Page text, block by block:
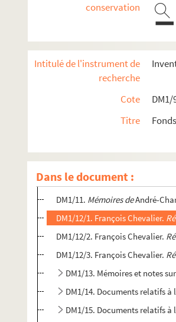
conservation
Intitulé de l'instrument de
recherche
Cote
DM1/
Titre
Dans le document :
DM1/9. Pièces diverses
Document manuscrit et
DM1/11. Mémoires deAndré-
DM1/12/1. François Chevalier.
DM1/12/2. François Chevalier.
DM1/12/3. François Chevalier.
DM1/13. Mémoires et notes
DM1/14. Documents relatifs à
DM1/15. Documents relatifs